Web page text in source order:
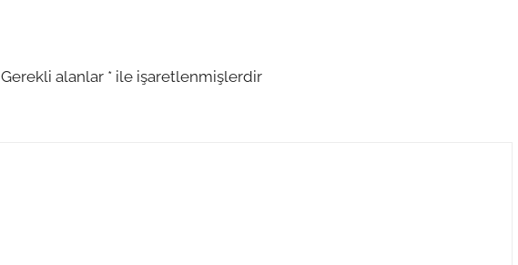
Gerekli alanlar * ile işaretlenmişlerdir